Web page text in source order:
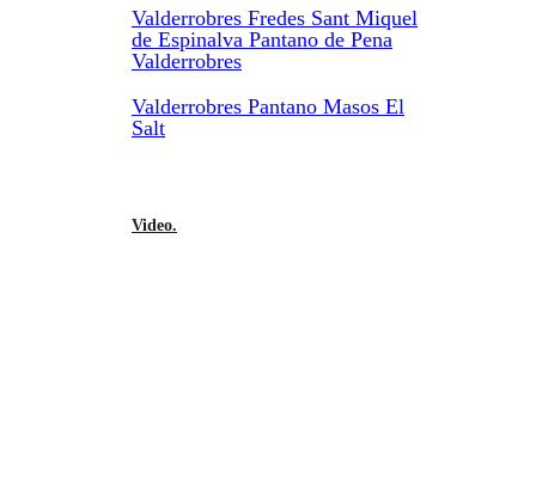
Valderrobres Fredes Sant Miquel
de Espinalva Pantano de Pena
Valderrobres
Valderrobres Pantano Masos El
Salt
Video.